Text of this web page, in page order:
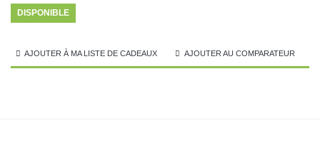
DISPONIBLE
AJOUTER À MA LISTE DE CADEAUX AJOUTER AU COMPARATEUR